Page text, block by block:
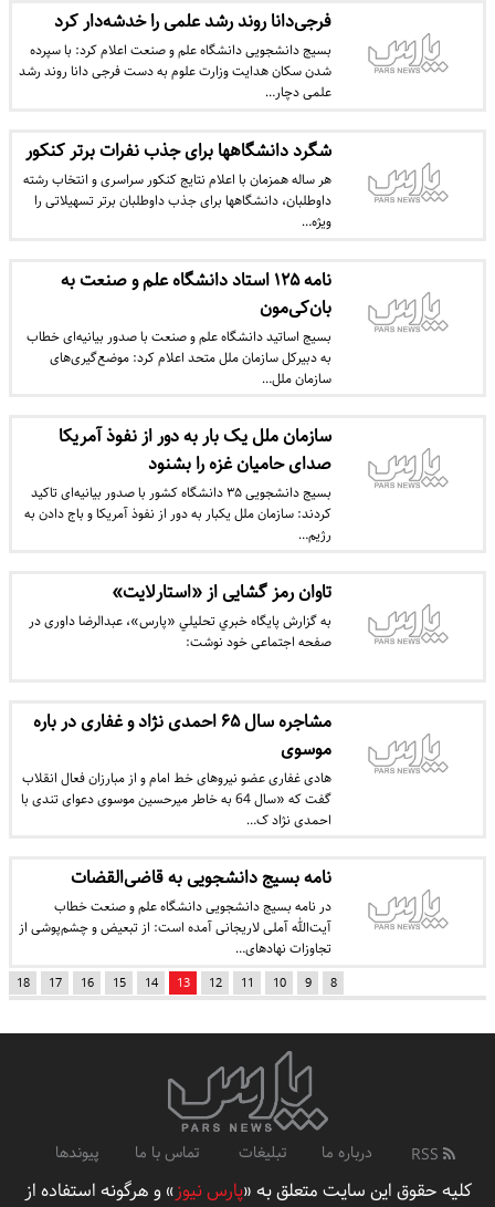
فرجی‌دانا روند رشد علمی را خدشه‌دار کرد
بسیج دانشجویی دانشگاه علم و صنعت اعلام کرد: با سپرده
شدن سکان هدایت وزارت علوم به دست فرجی دانا روند رشد
علمی دچار…
شگرد دانشگاهها برای جذب نفرات برتر کنکور
هر ساله همزمان با اعلام نتایج کنکور سراسری و انتخاب رشته
داوطلبان، دانشگاهها برای جذب داوطلبان برتر تسهیلاتی را
ویژه…
نامه ۱۲۵ استاد دانشگاه علم و صنعت به
بان‌کی‌مون
بسیج اساتید دانشگاه علم و صنعت با صدور بیانیه‌ای خطاب
به دبیرکل سازمان ملل متحد اعلام کرد: موضع‌گیری‌های
سازمان ملل…
سازمان ملل یک بار به دور از نفوذ آمریکا
صدای حامیان غزه را بشنود
بسیج دانشجویی ۳۵ دانشگاه کشور با صدور بیانیه‌ای تاکید
کردند: سازمان ملل یکبار به دور از نفوذ آمریکا و باج دادن به
رژیم…
تاوان رمز گشایی از «استارلایت»
به گزارش پايگاه خبري تحليلي «پارس»، عبدالرضا داوری در
صفحه اجتماعی خود نوشت:
مشاجره سال ۶۵ احمدی نژاد و غفاری در باره
موسوی
هادی غفاری عضو نیروهای خط امام و از مبارزان فعال انقلاب
گفت که «سال 64 به خاطر میرحسین موسوی دعوای تندی با
احمدی نژاد ک…
نامه بسیج دانشجویی به قاضی‌القضات
در نامه بسیج دانشجویی دانشگاه علم ‌و صنعت خطاب
آیت‌الله آملی لاریجانی آمده است: از تبعیض و چشم‌پوشی از
تجاوزات نهادهای…
8
9
10
11
12
13
14
15
16
17
18
درباره ما تبلیغات تماس با ما پیوندها
کلیه حقوق این سایت متعلق به «پارس نیوز» و هرگونه استفاده از